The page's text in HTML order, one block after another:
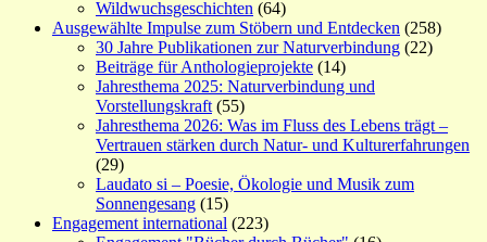
Wildwuchsgeschichten (64)
Ausgewählte Impulse zum Stöbern und Entdecken (258)
30 Jahre Publikationen zur Naturverbindung (22)
Beiträge für Anthologieprojekte (14)
Jahresthema 2025: Naturverbindung und
Vorstellungskraft (55)
Jahresthema 2026: Was im Fluss des Lebens trägt –
Vertrauen stärken durch Natur- und Kulturerfahrungen
(29)
Laudato si – Poesie, Ökologie und Musik zum
Sonnengesang (15)
Engagement international (223)